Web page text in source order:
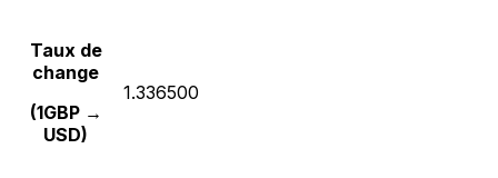
Taux de
change
(1GBP →
USD)
1.336500